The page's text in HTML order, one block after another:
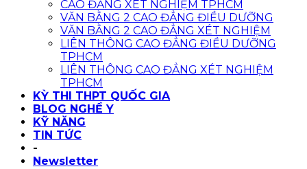
CAO ĐẲNG XÉT NGHIỆM TPHCM
VĂN BẰNG 2 CAO ĐẲNG ĐIỀU DƯỠNG
VĂN BẰNG 2 CAO ĐẲNG XÉT NGHIỆM
LIÊN THÔNG CAO ĐẲNG ĐIỀU DƯỠNG
TPHCM
LIÊN THÔNG CAO ĐẲNG XÉT NGHIỆM
TPHCM
KỲ THI THPT QUỐC GIA
BLOG NGHỀ Y
KỸ NĂNG
TIN TỨC
-
Newsletter